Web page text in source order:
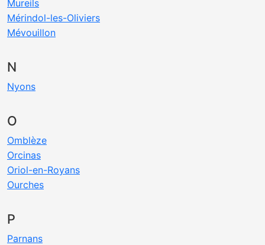
Mureils
Mérindol-les-Oliviers
Mévouillon
N
Nyons
O
Omblèze
Orcinas
Oriol-en-Royans
Ourches
P
Parnans